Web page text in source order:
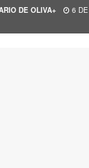
DE OLIVA+ 6